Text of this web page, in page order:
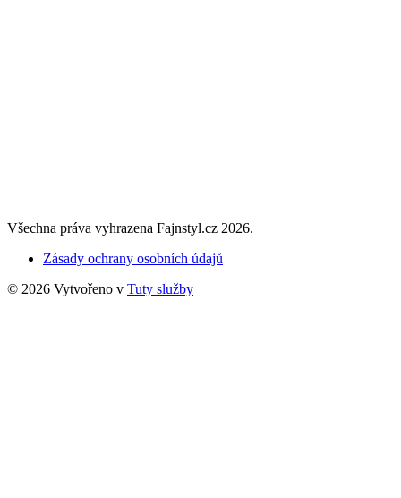
Všechna práva vyhrazena Fajnstyl.cz 2026.
Zásady ochrany osobních údajů
© 2026 Vytvořeno v Tuty služby